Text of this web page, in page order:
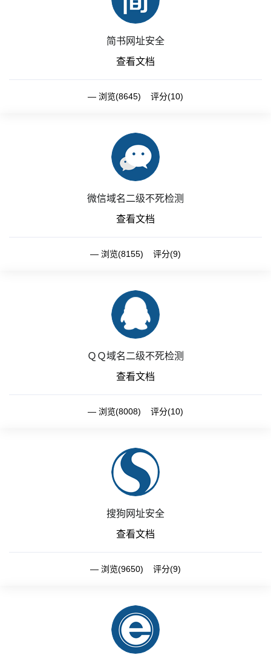
简书网址安全
查看文档
浏览(8645) 评分(10)
微信域名二级不死检测
查看文档
浏览(8155) 评分(9)
ＱＱ域名二级不死检测
查看文档
浏览(8008) 评分(10)
搜狗网址安全
查看文档
浏览(9650) 评分(9)